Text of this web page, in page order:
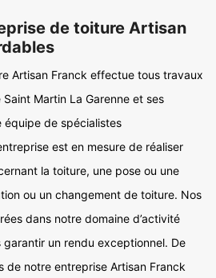
de toiture Artisan
Artisan Franck effectue tous travaux
Martin La Garenne et ses
équipe de spécialistes
est en mesure de réaliser
la toiture, une pose ou une
ou un changement de toiture. Nos
dans notre domaine d’activité
un rendu exceptionnel. De
de notre entreprise Artisan Franck